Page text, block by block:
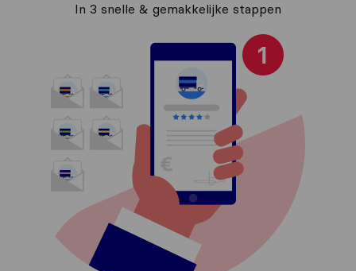
In 3 snelle & gemakkelijke stappen